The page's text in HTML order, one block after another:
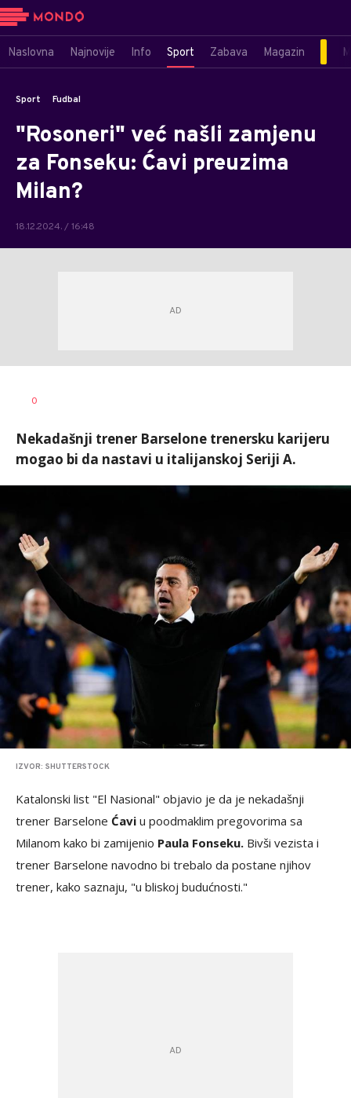
Naslovna Najnovije Info Sport Zabava Magazin
Sport Fudbal
"Rosoneri" već našli zamjenu
za Fonseku: Ćavi preuzima
Milan?
18.12.2024. / 16:48
AUTOR
0
Nekadašnji trener Barselone trenersku karijeru
mogao bi da nastavi u italijanskoj Seriji A.
IZVOR: SHUTTERSTOCK
Katalonski list "El Nasional" objavio je da je nekadašnji
trener Barselone Ćavi u poodmaklim pregovorima sa
Milanom kako bi zamijenio Paula Fonseku. Bivši vezista i
trener Barselone navodno bi trebalo da postane njihov
trener, kako saznaju, "u bliskoj budućnosti."